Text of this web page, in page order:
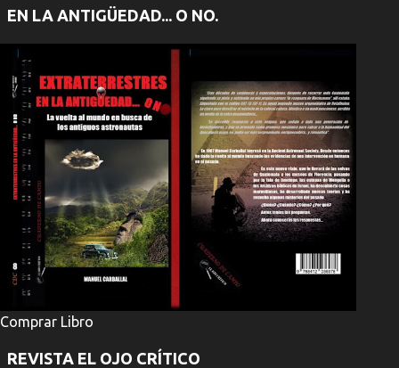
EN LA ANTIGÜEDAD... O NO.
Comprar Libro
REVISTA EL OJO CRÍTICO